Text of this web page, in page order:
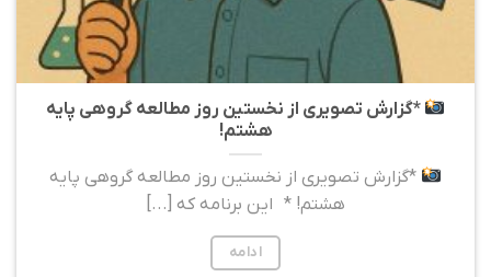
*گزارش تصویری از نخستین روز مطالعه گروهی پایه
هشتم!
*گزارش تصویری از نخستین روز مطالعه گروهی پایه
هشتم! * این برنامه که [...]
ادامه